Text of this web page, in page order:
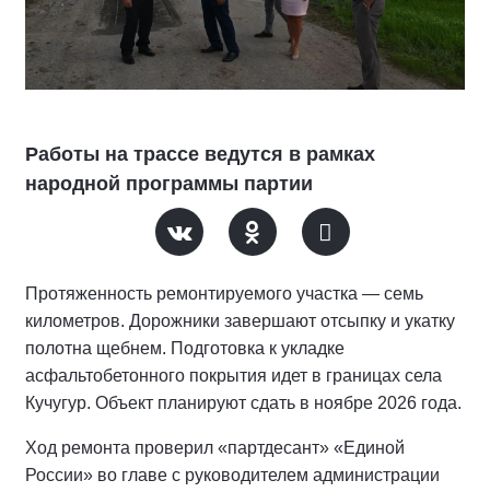
Работы на трассе ведутся в рамках
народной программы партии
Протяженность ремонтируемого участка — семь
километров. Дорожники завершают отсыпку и укатку
полотна щебнем. Подготовка к укладке
асфальтобетонного покрытия идет в границах села
Кучугур. Объект планируют сдать в ноябре 2026 года.
Ход ремонта проверил «партдесант» «Единой
России» во главе с руководителем администрации